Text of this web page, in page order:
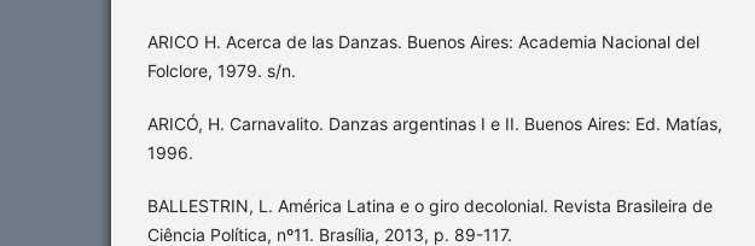
ARICO H. Acerca de las Danzas. Buenos Aires: Academia Nacional del
Folclore, 1979. s/n.
ARICÓ, H. Carnavalito. Danzas argentinas I e II. Buenos Aires: Ed. Matías,
1996.
BALLESTRIN, L. América Latina e o giro decolonial. Revista Brasileira de
Ciência Política, nº11. Brasília, 2013, p. 89-117.